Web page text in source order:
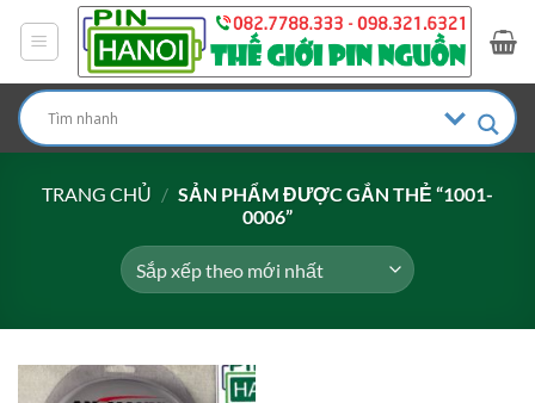
dung
TRANG CHỦ / SẢN PHẨM ĐƯỢC GẮN THẺ “1001-
0006”